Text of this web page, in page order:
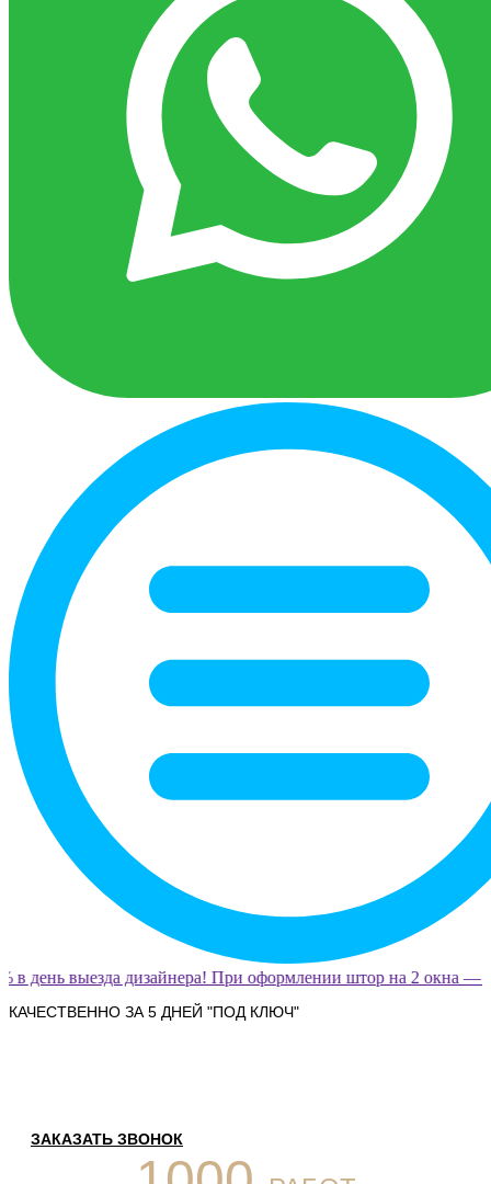
в день выезда дизайнера! При оформлении штор на 2 окна —
КАЧЕСТВЕННО ЗА 5 ДНЕЙ "ПОД КЛЮЧ"
ЗАКАЗАТЬ ЗВОНОК